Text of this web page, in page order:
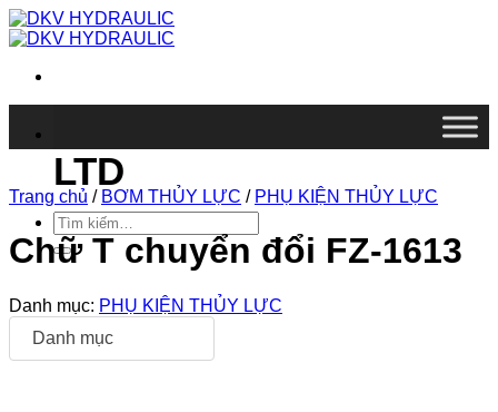
Chuyển
đến
dung
LTD
Tìm
kiếm:
Trang chủ / BƠM THỦY LỰC / PHỤ KIỆN THỦY LỰC
Chữ T chuyển đổi FZ-1613
Danh mục: PHỤ KIỆN THỦY LỰC
Danh mục